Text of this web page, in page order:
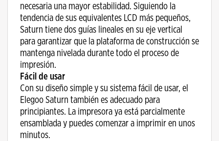
necesaria una mayor estabilidad. Siguiendo la
tendencia de sus equivalentes LCD más pequeños,
Saturn tiene dos guías lineales en su eje vertical
para garantizar que la plataforma de construcción se
mantenga nivelada durante todo el proceso de
impresión.
Fácil de usar
Con su diseño simple y su sistema fácil de usar, el
Elegoo Saturn también es adecuado para
principiantes. La impresora ya está parcialmente
ensamblada y puedes comenzar a imprimir en unos
minutos.